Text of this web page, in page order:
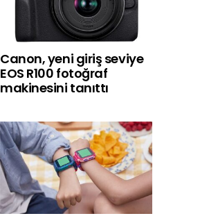
Canon, yeni giriş seviye
EOS R100 fotoğraf
makinesini tanıttı